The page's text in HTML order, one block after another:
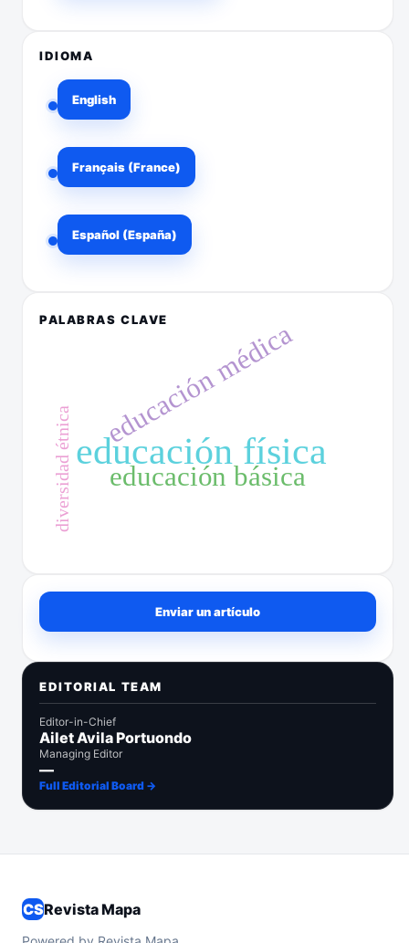
IDIOMA
English
Français (France)
Español (España)
PALABRAS CLAVE
educación física
educación médica
educación básica
diversidad étnica
Enviar un artículo
Enviar un artículo
EDITORIAL TEAM
Editor-in-Chief
Ailet Avila Portuondo
Managing Editor
—
Full Editorial Board →
CSRevista Mapa